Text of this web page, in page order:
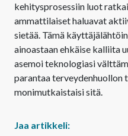
kehitysprosessiin luot
ammattilaiset haluavat
sietää. Tämä
ainoastaan ehkäise kalliita
asemoi teknologiasi
parantaa terveydenhuollon
monimutkaistaisi sitä.
Jaa artikkeli: